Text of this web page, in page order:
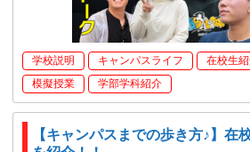
学校説明 キャンパスライフ 在校生
模擬授業
学部学科紹介
【キャンパスまでの歩き方♪】在